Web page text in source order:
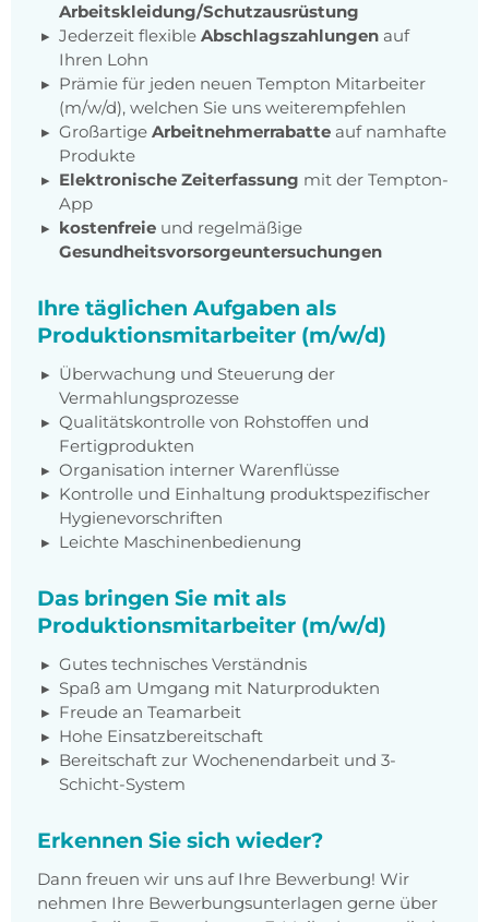
Arbeitskleidung/Schutzausrüstung
Jederzeit flexible Abschlagszahlungen auf
Ihren Lohn
Prämie für jeden neuen Tempton Mitarbeiter
(m/w/d), welchen Sie uns weiterempfehlen
Großartige Arbeitnehmerrabatte auf namhafte
Produkte
Elektronische Zeiterfassung mit der Tempton-
App
kostenfreie und regelmäßige
Gesundheitsvorsorgeuntersuchungen
Ihre täglichen Aufgaben als
Produktionsmitarbeiter (m/w/d)
Überwachung und Steuerung der
Vermahlungsprozesse
Qualitätskontrolle von Rohstoffen und
Fertigprodukten
Organisation interner Warenflüsse
Kontrolle und Einhaltung produktspezifischer
Hygienevorschriften
Leichte Maschinenbedienung
Das bringen Sie mit als
Produktionsmitarbeiter (m/w/d)
Gutes technisches Verständnis
Spaß am Umgang mit Naturprodukten
Freude an Teamarbeit
Hohe Einsatzbereitschaft
Bereitschaft zur Wochenendarbeit und 3-
Schicht-System
Erkennen Sie sich wieder?
Dann freuen wir uns auf Ihre Bewerbung! Wir
nehmen Ihre Bewerbungsunterlagen gerne über